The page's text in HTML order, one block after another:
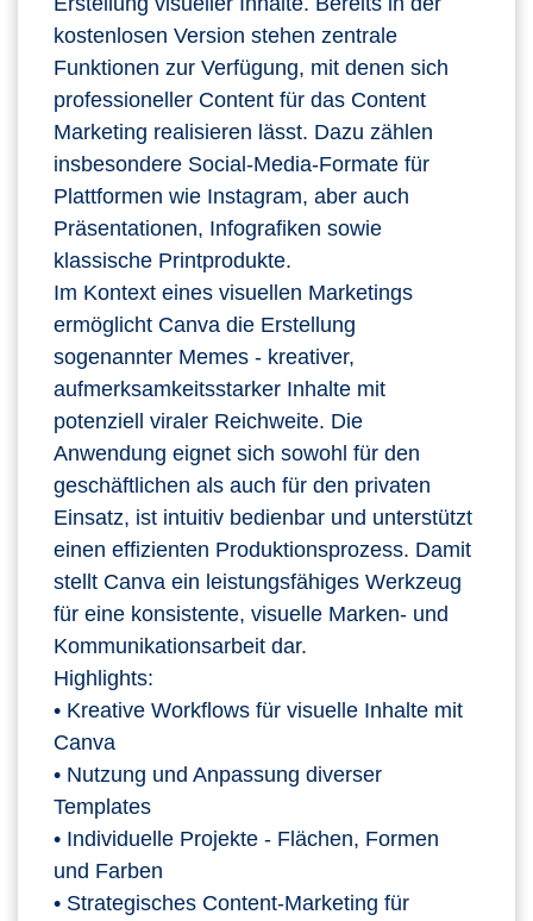
kostenlosen Version stehen zentrale
Funktionen zur Verfügung, mit denen sich
professioneller Content für das Content
Marketing realisieren lässt. Dazu zählen
insbesondere Social‑Media‑Formate für
Plattformen wie Instagram, aber auch
Präsentationen, Infografiken sowie
klassische Printprodukte.
Im Kontext eines visuellen Marketings
ermöglicht Canva die Erstellung
sogenannter Memes - kreativer,
aufmerksamkeitsstarker Inhalte mit
potenziell viraler Reichweite. Die
Anwendung eignet sich sowohl für den
geschäftlichen als auch für den privaten
Einsatz, ist intuitiv bedienbar und unterstützt
einen effizienten Produktionsprozess. Damit
stellt Canva ein leistungsfähiges Werkzeug
für eine konsistente, visuelle Marken‑ und
Kommunikationsarbeit dar.
Highlights:
• Kreative Workflows für visuelle Inhalte mit
Canva
• Nutzung und Anpassung diverser
Templates
• Individuelle Projekte - Flächen, Formen
und Farben
• Strategisches Content-Marketing für